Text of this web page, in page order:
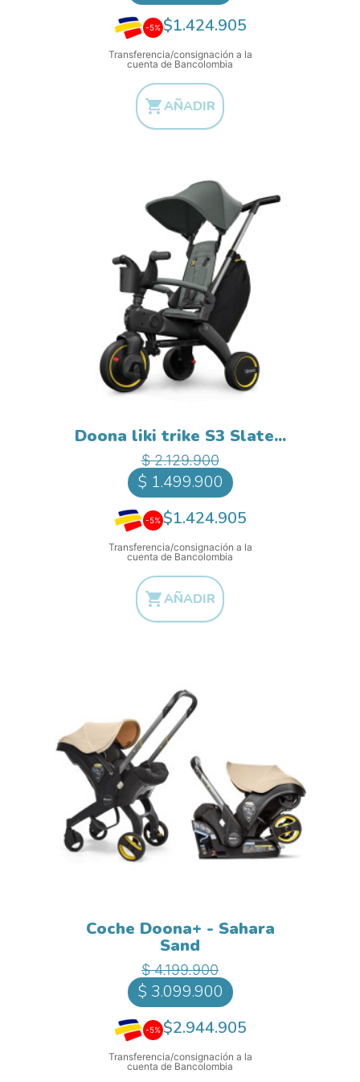
-5% $1.424.905
Transferencia/consignación a la
cuenta de Bancolombia
AÑADIR
Doona liki trike S3 Slate...
Precio base
$ 2.129.900Precio
$ 1.499.900
-5% $1.424.905
Transferencia/consignación a la
cuenta de Bancolombia
AÑADIR
Coche Doona+ - Sahara
SandPrecio base
$ 4.199.900
$ 3.099.900
-5% $2.944.905
Transferencia/consignación a la
cuenta de Bancolombia